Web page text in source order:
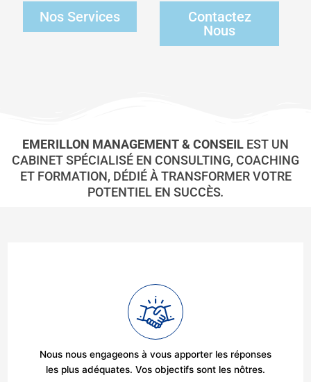
Nos Services
Contactez
Nous
EMERILLON MANAGEMENT & CONSEIL EST UN
CABINET SPÉCIALISÉ EN CONSULTING, COACHING
ET FORMATION, DÉDIÉ À TRANSFORMER VOTRE
POTENTIEL EN SUCCÈS.
Nous nous engageons à vous apporter les réponses
les plus adéquates. Vos objectifs sont les nôtres.